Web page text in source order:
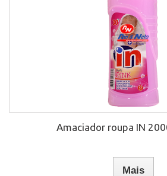
Amaciador roupa IN
Mais